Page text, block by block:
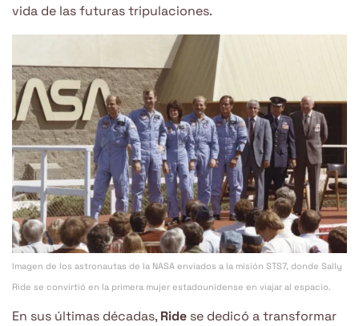
vida de las futuras tripulaciones.
Imagen de los astronautas de la NASA enviados a la misión STS7, donde Sally
Ride se convirtió en la primera mujer estadounidense en viajar al espacio.
En sus últimas décadas, Ride se dedicó a transformar